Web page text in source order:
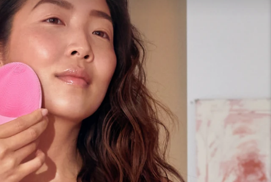
Профиль пользователя
Мои заказы
Мои адреса
Мои подписки